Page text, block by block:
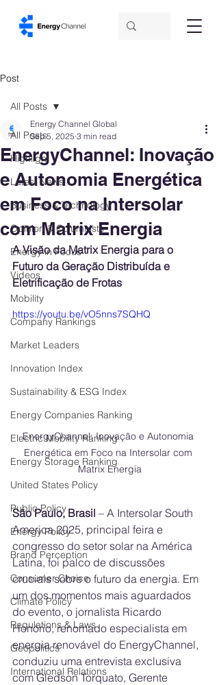
Post
All Posts
Highlight
Latest News
Business & Technology
Opinion & Columnists
Energy in Focus
Videos
Mobility
Company Rankings
Market Leaders
Innovation Index
Sustainability & ESG Index
Energy Companies Ranking
Electric Mobility Ranking
Energy Storage Ranking
United States Policy
Public Policy
Energy Policy
Brand Perception
Consumer Choice
Climate Policy
Regulations & Laws
Geopolitics
International Relations
All Posts
EnergyChannel: Inovação
e Autonomia Energética
em Foco na Intersolar
com Matrix Energia
Energy Channel Global
Sep 5, 2025 3 min read
A Visão da Matrix Energia para o
Futuro da Geração Distribuída e
Eletrificação de Frotas
https://youtu.be/vO5nns7SQHQ
EnergyChannel: Inovação e Autonomia
Energética em Foco na Intersolar com
Matrix Energia
São Paulo, Brasil – A Intersolar South
America 2025, principal feira e
congresso do setor solar na América
Latina, foi palco de discussões
cruciais sobre o futuro da energia. Em
um dos momentos mais aguardados
do evento, o jornalista Ricardo
Honório, renomado especialista em
energia renovável do EnergyChannel,
conduziu uma entrevista exclusiva
com Gledson Torquato, Gerente